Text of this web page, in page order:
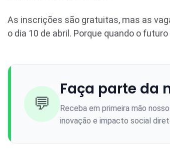
As inscrições são gratuitas, mas as
o dia 10 de abril. Porque quando o
💬
Faça parte da
Receba em primeira mão
inovação e impacto social